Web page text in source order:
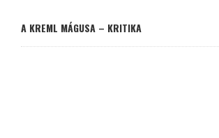
A KREML MÁGUSA – KRITIKA